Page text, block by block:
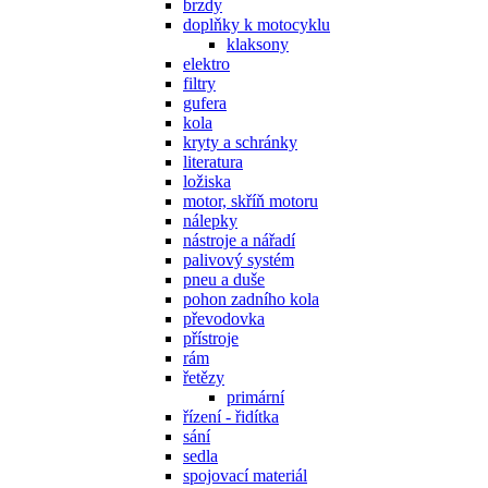
brzdy
doplňky k motocyklu
klaksony
elektro
filtry
gufera
kola
kryty a schránky
literatura
ložiska
motor, skříň motoru
nálepky
nástroje a nářadí
palivový systém
pneu a duše
pohon zadního kola
převodovka
přístroje
rám
řetězy
primární
řízení - řidítka
sání
sedla
spojovací materiál